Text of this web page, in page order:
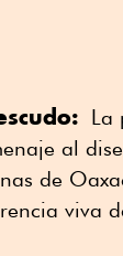
La
al
de
viva